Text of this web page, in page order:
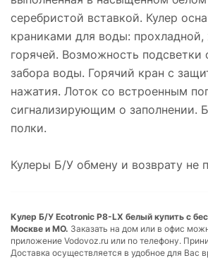
серебристой вставкой. Кулер
краниками для воды: прохладной,
горячей. Возможность подсветки
забора воды. Горячий кран с
нажатия. Лоток со встроенным
сигнализирующим о заполнении.
полки.
Кулеры Б/У обмену и возврату не
Кулер Б/У Ecotronic P8-LX белый купить с
Москве и МО. Заказать на дом или в офис
приложение Vodovoz.ru или по телефону.
Доставка осуществляется в удобное для Вас